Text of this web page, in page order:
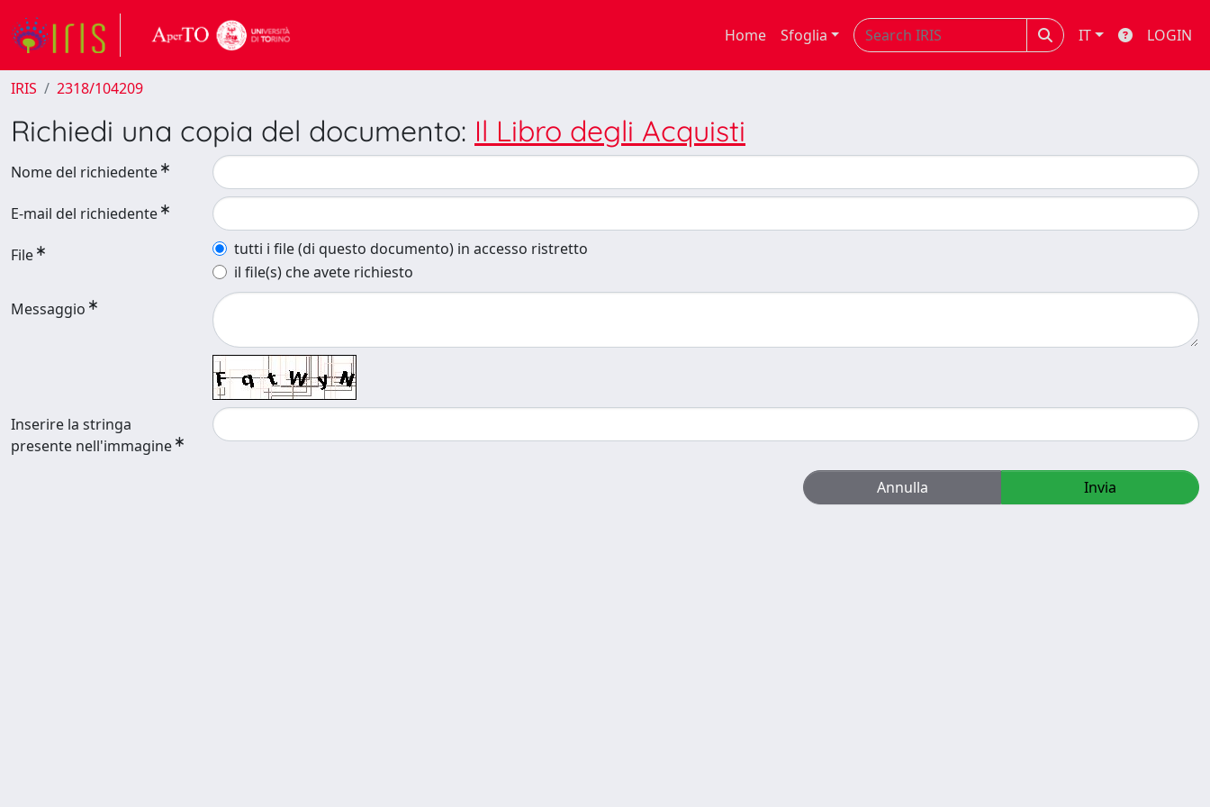
Home Sfoglia IT LOGIN
IRIS 2318/104209
Richiedi una copia del documento: Il Libro degli Acquisti
Nome del richiedente
E-mail del richiedente
File
tutti i file (di questo documento) in accesso ristretto
il file(s) che avete richiesto
Messaggio
Inserire la stringa
presente nell'immagine
Annulla Invia